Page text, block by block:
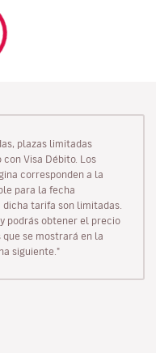
plazas limitadas
Visa Débito. Los
corresponden a la
para la fecha
tarifa son limitadas.
podrás obtener el precio
se mostrará en la
siguiente."